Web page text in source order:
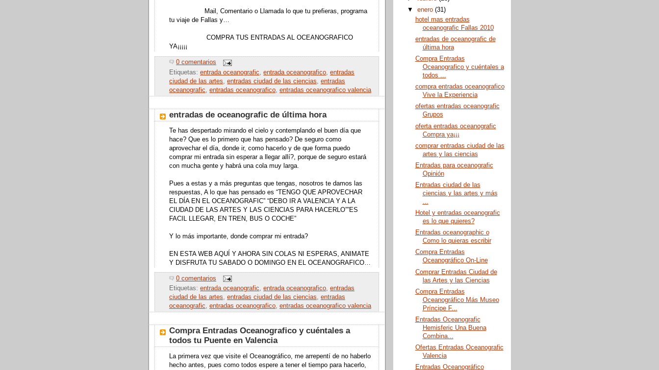
Mail, Comentario o Llamada lo que tu prefieras, programa
tu viaje de Fallas y…
COMPRA TUS ENTRADAS AL OCEANOGRAFICO
YA¡¡¡¡¡
0 comentarios
Etiquetas: entrada oceanografic entrada oceanografico entradas
ciudad de las artes
entradas ciudad de las ciencias
entradas
oceanografic
entradas oceanografico entradas oceanografico valencia
entradas de oceanografic de última hora
Te has despertado mirando el cielo y contemplando el buen día que
hace? Que es lo primero que has pensado? De seguro como
aprovechar el día, donde ir, como hacerlo y de que forma puedo
comprar mi entrada sin esperar a llegar allí?, porque de seguro estará
con mucha gente y habrá una cola muy larga.
Pues a estas y a más preguntas que tengas, nosotros te damos las
respuestas, A lo que has pensado es “TENGO QUE APROVECHAR
EL DÍA EN EL OCEANOGRAFIC” “DEBO IR A VALENCIA Y A LA
CIUDAD DE LAS ARTES Y LAS CIENCIAS PARA HACERLO””ES
FACIL LLEGAR, EN TREN, BUS O COCHE”
Y lo más importante, donde comprar mi entrada?
EN ESTA WEB AQUÍ Y AHORA SIN COLAS NI ESPERAS, ANIMATE
Y DISFRUTA TU SABADO O DOMINGO EN EL OCEANOGRAFICO…
0 comentarios
Etiquetas: entrada oceanografic, entrada oceanografico, entradas
ciudad de las artes, entradas ciudad de las ciencias, entradas
oceanografic, entradas oceanografico, entradas oceanografico valencia
Compra Entradas Oceanografico y cuéntales a
todos tu Puente en Valencia
La primera vez que visite el Oceanográfico, me arrepentí de no haberlo
hecho antes, pues como todos espere a tener el tiempo para hacerlo,
▼enero(31)
hotel mas entradas
oceanografic Fallas 2010
entradas de oceanografic de
última hora
Compra Entradas
Oceanografico y cuéntales a
todos ...
compra entradas oceanografico
Vive la Experiencia
ofertas entradas oceanografic
Grupos
oferta entradas oceanografic
Compra ya¡¡¡
comprar entradas ciudad de las
artes y las ciencias
Entradas para oceanografic
Opinión
Entradas ciudad de las
ciencias y las artes y más
...
Hotel y entradas oceanografic
es lo que quieres?
Entradas oceanographic o
Como lo quieras escribir
Compra Entradas
Oceanográfico On-Line
Comprar Entradas Ciudad de
las Artes y las Ciencias
Compra Entradas
Oceanográfico Más Museo
Príncipe F...
Entradas Oceanografic
Hemisferic Una Buena
Combina...
Ofertas Entradas Oceanografic
Valencia
Entradas Oceanográfico